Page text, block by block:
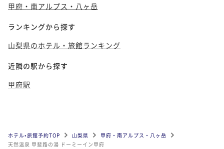
甲府・南アルプス・八ヶ岳
ランキングから探す
山梨県のホテル・旅館ランキング
近隣の駅から探す
甲府駅
ホテル•旅館予約TOP 山梨県
甲府・南アルプス・八ヶ岳
天然温泉 甲斐路の湯 ドーミーイン甲府